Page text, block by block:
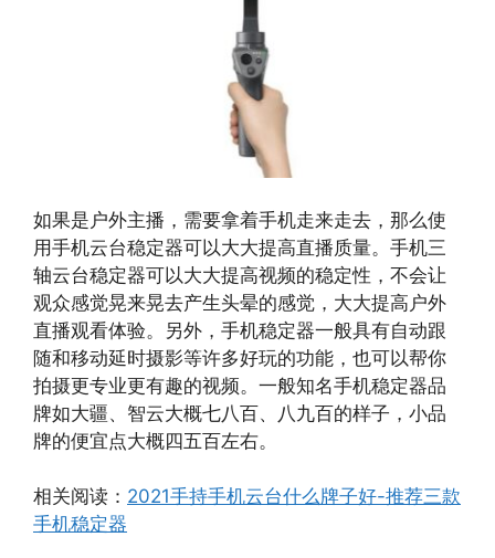
如果是户外主播，需要拿着手机走来走去，那么使
用手机云台稳定器可以大大提高直播质量。手机三
轴云台稳定器可以大大提高视频的稳定性，不会让
观众感觉晃来晃去产生头晕的感觉，大大提高户外
直播观看体验。另外，手机稳定器一般具有自动跟
随和移动延时摄影等许多好玩的功能，也可以帮你
拍摄更专业更有趣的视频。一般知名手机稳定器品
牌如大疆、智云大概七八百、八九百的样子，小品
牌的便宜点大概四五百左右。
相关阅读： 2021手持手机云台什么牌子好-推荐三款
手机稳定器